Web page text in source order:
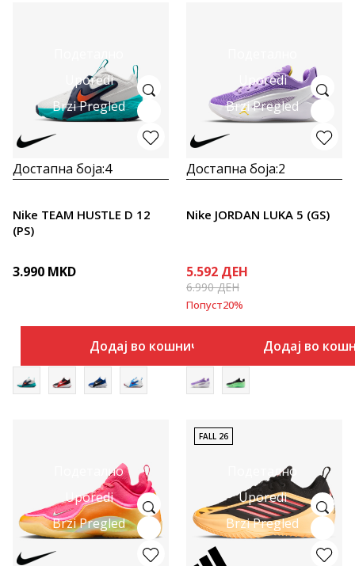
Uporedi
Brzi Pregled
Достапна боја:4
Nike TEAM HUSTLE D 12
(PS)
3.990 MKD
Додај во кошничка
Uporedi
Brzi Pregled
Достапна боја:2
Nike JORDAN LUKA 5 (GS)
5.592 ДЕН
6.990ДЕН
Попуст20%
Додај во
Подетално
Uporedi
Brzi Pregled
Подетално
Uporedi
Brzi Pregled
FALL 26